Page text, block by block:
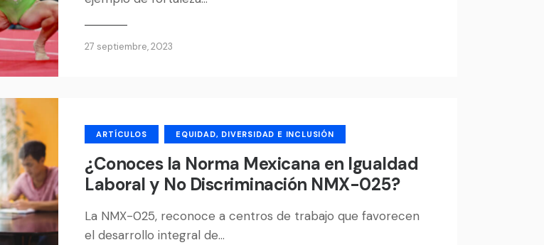
27 septiembre, 2023
ARTÍCULOS EQUIDAD, DIVERSIDAD E INCLUSIÓN
¿Conoces la Norma Mexicana en Igualdad
Laboral y No Discriminación NMX-025?
La NMX-025, reconoce a centros de trabajo que favorecen
el desarrollo integral de…